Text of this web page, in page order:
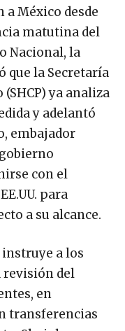
a México desde
matutina del
Nacional, la
la Secretaría
ya analiza
y adelantó
embajador
con el
para
a su alcance.
a los
revisión del
en
transferencias